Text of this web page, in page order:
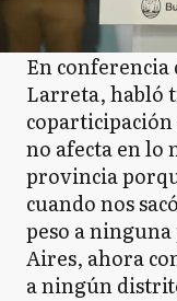
En
Larreta, habló
coparticipación
no afecta en lo
provincia
cuando nos
peso a
Aires, ahora
a ningún